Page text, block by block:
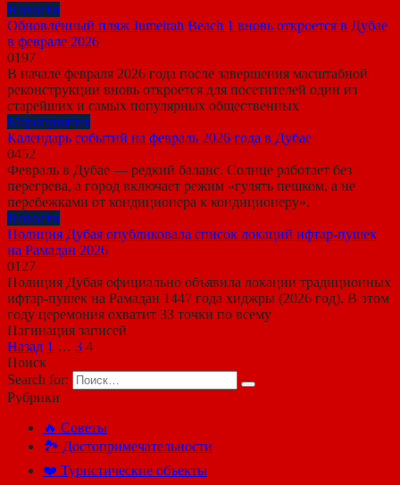
Новости
Обновлённый пляж Jumeirah Beach 1 вновь откроется в Дубае
в феврале 2026
0197
В начале февраля 2026 года после завершения масштабной
реконструкции вновь откроется для посетителей один из
старейших и самых популярных общественных
Мероприятия
Календарь событий на февраль 2026 года в Дубае
0452
Февраль в Дубае — редкий баланс. Солнце работает без
перегрева, а город включает режим «гулять пешком, а не
перебежками от кондиционера к кондиционеру».
Новости
Полиция Дубая опубликовала список локаций ифтар-пушек
на Рамадан 2026
0127
Полиция Дубая официально объявила локации традиционных
ифтар-пушек на Рамадан 1447 года хиджры (2026 год). В этом
году церемония охватит 33 точки по всему
Пагинация записей
Назад 1 … 3 4
Поиск
Search for:
Рубрики
🔥 Советы
🏞️ Достопримечательности
❤️ Туристические объекты